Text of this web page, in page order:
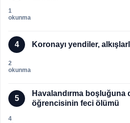
1
okunma
4 Koronayı yendiler,
2
okunma
5
Havalandırma boşluğuna
öğrencisinin feci ölümü
4